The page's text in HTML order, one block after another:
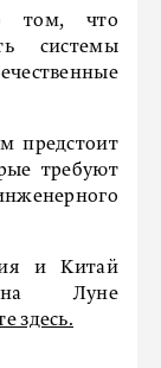
том, что
системы
предстоит
требуют
и Китай
на Луне
здесь.